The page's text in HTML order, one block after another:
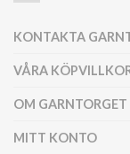
KONTAKTA
VÅRA
OM GARNTORGET
MITT KONTO